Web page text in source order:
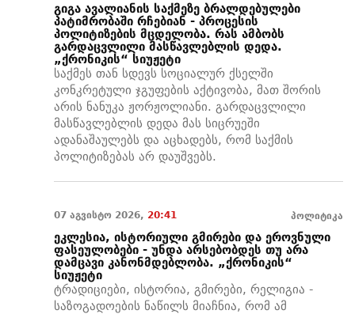
გიგა ავალიანის საქმეზე ბრალდებულები
პატიმრობაში რჩებიან - პროცესის
პოლიტიზების მცდელობა. რას ამბობს
გარდაცვლილი მასწავლებლის დედა.
„ქრონიკის“ სიუჟეტი
საქმეს თან სდევს სოციალურ ქსელში
კონკრეტული ჯგუფების აქტივობა, მათ შორის
არის ნანუკა ჟორჟოლიანი. გარდაცვლილი
მასწავლებლის დედა მას სიცრუეში
ადანაშაულებს და აცხადებს, რომ საქმის
პოლიტიზებას არ დაუშვებს.
07 აგვისტო 2026, 20:41 პოლიტიკა
ეკლესია, ისტორიული გმირები და ეროვნული
ფასეულობები - უნდა არსებობდეს თუ არა
დამცავი კანონმდებლობა. „ქრონიკის“
სიუჟეტი
ტრადიციები, ისტორია, გმირები, რელიგია -
საზოგადოების ნაწილს მიაჩნია, რომ ამ